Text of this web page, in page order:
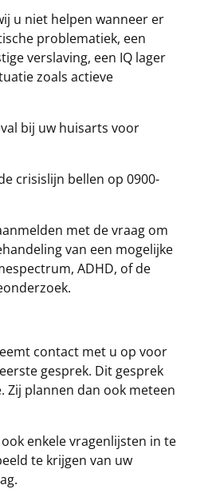
u niet helpen wanneer er
problematiek, een
verslaving, een IQ lager
zoals actieve
bij uw huisarts voor
crisislijn bellen op 0900-
met de vraag om
van een mogelijke
ADHD, of de
contact met u op voor
gesprek. Dit gesprek
Zij plannen dan ook meteen
enkele vragenlijsten in te
te krijgen van uw